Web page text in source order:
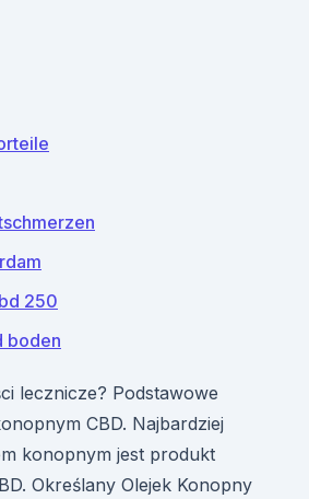
250
boden
lecznicze? Podstawowe
CBD. Najbardziej
konopnym jest produkt
Określany Olejek Konopny